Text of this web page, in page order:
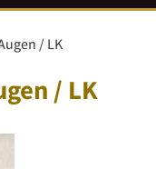
/ LK
/ LK